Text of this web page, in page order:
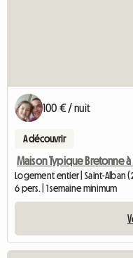
100 € / nuit
A découvrir
Maison Typique Bretonne
Logement entier | Saint-Alban
6 pers. | 1 semaine minimum